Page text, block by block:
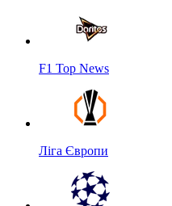
F1 Top News
Ліга Європи